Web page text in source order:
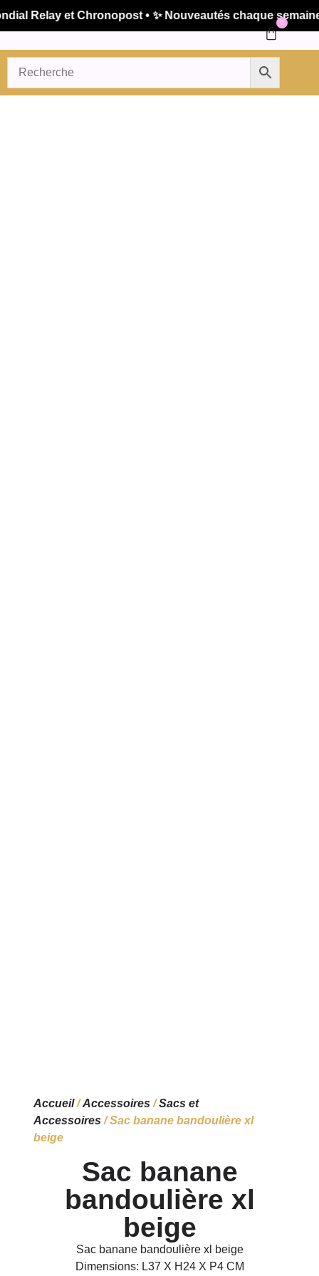
et Chronopost • ✨ Nouveautés chaque semaine
0
Accueil/Accessoires/Sacs et
Accessoires/ Sac banane bandoulière xl
beige
Sac banane
bandoulière xl
beige
Sac banane bandoulière xl beige
Dimensions: L37 X H24 X P4 CM